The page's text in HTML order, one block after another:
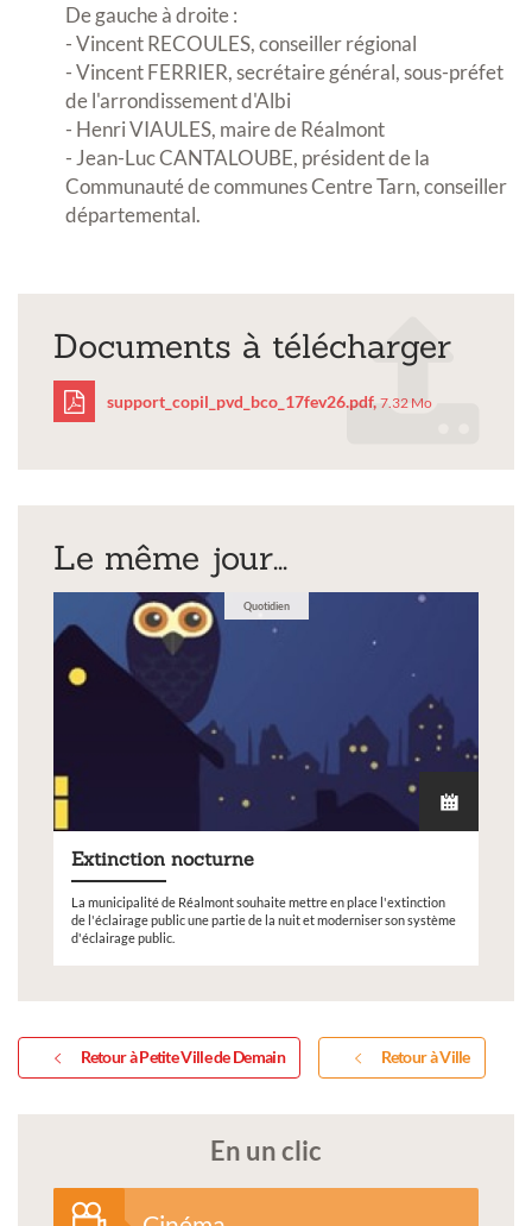
De gauche à droite :
- Vincent RECOULES, conseiller régional
- Vincent FERRIER, secrétaire général, sous-préfet
de l'arrondissement d'Albi
- Henri VIAULES, maire de Réalmont
- Jean-Luc CANTALOUBE, président de la
Communauté de communes Centre Tarn, conseiller
départemental.
Documents à télécharger
support_copil_pvd_bco_17fev26.pdf, 7.32 Mo
Le même jour...
Quotidien
Extinction nocturne
La municipalité de Réalmont souhaite mettre en place l'extinction
de l'éclairage public une partie de la nuit et moderniser son système
d'éclairage public.
Retour à Petite Ville de Demain Retour à Ville
En un clic